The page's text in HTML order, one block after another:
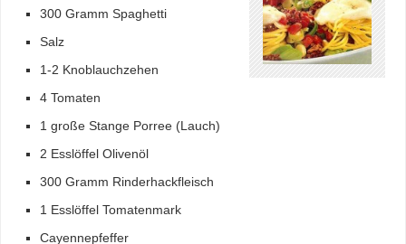
300 Gramm Spaghetti
Salz
1-2 Knoblauchzehen
4 Tomaten
1 große Stange Porree (Lauch)
2 Esslöffel Olivenöl
300 Gramm Rinderhackfleisch
1 Esslöffel Tomatenmark
Cayennepfeffer